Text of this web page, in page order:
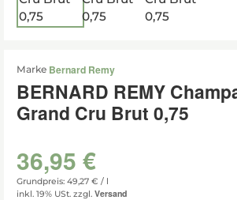
Marke Bernard Remy
BERNARD REMY
Grand Cru Brut 0,75
36,95 €
Grundpreis: 49,27 € / l
inkl. 19% USt. zzgl. Versand